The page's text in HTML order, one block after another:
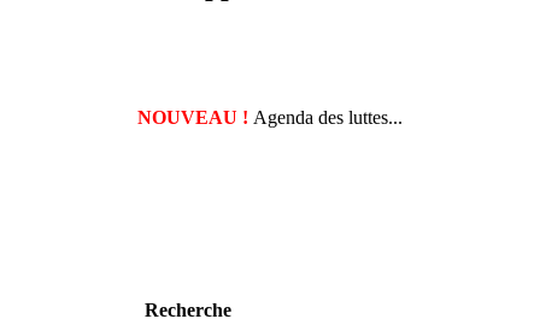
NOUVEAU ! Agenda des luttes...
Recherche